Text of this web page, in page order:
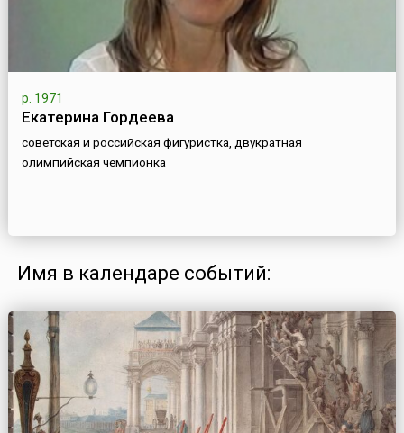
р. 1971
Екатерина Гордеева
советская и российская фигуристка, двукратная
олимпийская чемпионка
Имя в календаре событий: